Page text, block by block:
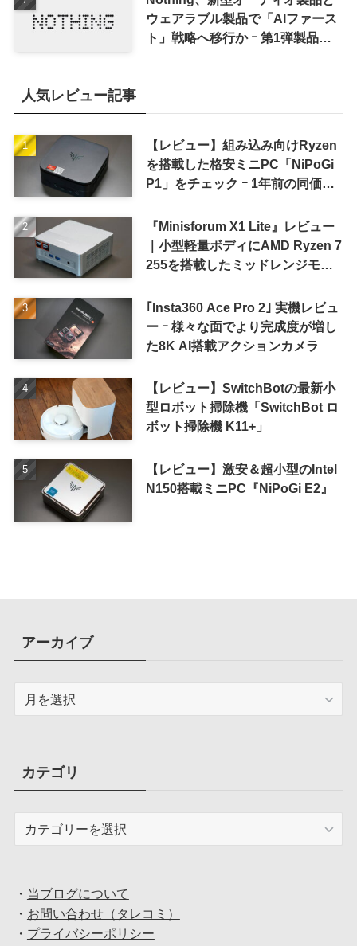
ウェアラブル製品で「AIファース
ト」戦略へ移行か ｰ 第1弾製品は
人気レビュー記事
【レビュー】組み込み向けRyzen
を搭載した格安ミニPC「NiPoGi
P1」をチェック ｰ 1年前の同価格
『Minisforum X1 Lite』レビュー
｜小型軽量ボディにAMD Ryzen 7
255を搭載したミッドレンジモデ
｢Insta360 Ace Pro 2｣ 実機レビュ
ー ｰ 様々な面でより完成度が増し
た8K AI搭載アクションカメラ
【レビュー】SwitchBotの最新小
型ロボット掃除機「SwitchBot ロ
ボット掃除機 K11+」
【レビュー】激安＆超小型のIntel
N150搭載ミニPC『NiPoGi E2』
アーカイブ
ブカテゴリ
・ 当ブログについて
・ お問い合わせ（タレコミ）
・ プライバシーポリシー